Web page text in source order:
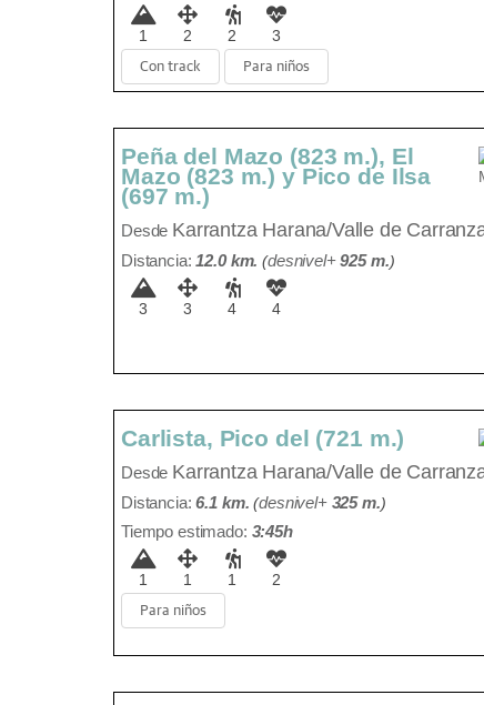
1 2 2 3
Con track Para niños
Peña del Mazo (823 m.), El
Mazo (823 m.) y Pico de Ilsa
(697 m.)
Desde Karrantza Harana/Valle de
Distancia:12.0 km. (desnivel+925 m.)
3 3 4 4
Carlista, Pico del (721 m.)
Desde Karrantza Harana/Valle de
Distancia:6.1 km. (desnivel+ 325 m.)
Tiempo estimado: 3:45h
1 1 1 2
Para niños